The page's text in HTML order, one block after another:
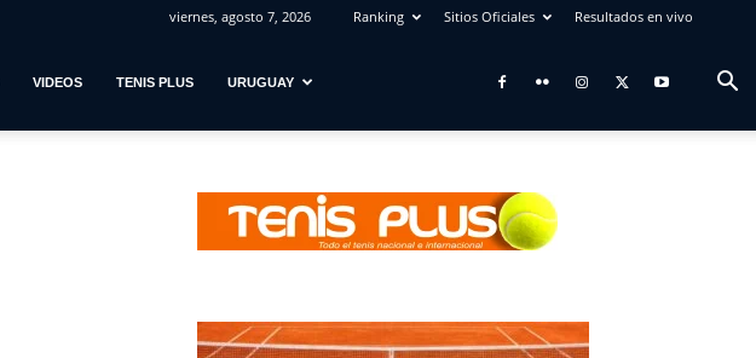
viernes, agosto 7, 2026 Ranking Sitios Oficiales Resultados en vivo
VIDEOS TENIS PLUS URUGUAY